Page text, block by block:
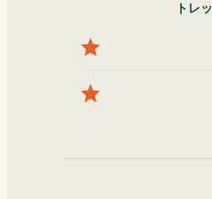
トレ